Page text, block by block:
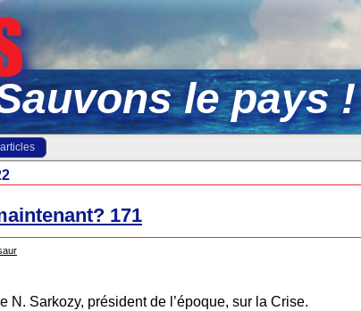
le pays !
171
N. Sarkozy, président de l’époque, sur la Crise.